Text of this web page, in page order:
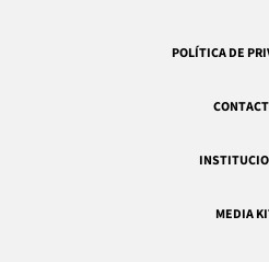
POLÍTICA DE
MEDIA